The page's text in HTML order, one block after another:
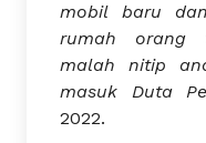
mobil baru
rumah orang
malah nitip
masuk Duta
2022.